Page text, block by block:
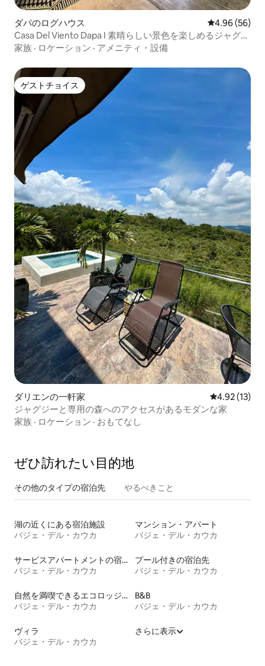
ダパのログハウス レビュー56
4.96 (56)
Casa Del Viento Dapa I 素晴らしい景色を楽しめるジャグジ
ー
家族 · ロケーション · アメニティ・設備
ゲストチョイス
ゲストチョイス
ダリエンの一軒家 レビュー13
4.92 (13)
ジャグジーと専用の森へのアクセスがあるモダンな家
家族 · ロケーション · おもてなし
ぜひ訪⁠れ⁠た⁠い目⁠的⁠地
その他のタ⁠イ⁠プ⁠の宿⁠泊⁠先 やるべきこと
湖の近くにある宿泊施設
バジェ・デル・カウカ
マンション・アパート
バジェ・デル・カウカ
サービスアパートメントの宿泊施設
バジェ・デル・カウカ
プール付きの宿泊先
バジェ・デル・カウカ
自然を満喫できるエコロッジの宿泊施設
バジェ・デル・カウカ
B&B
バジェ・デル・カウカ
ヴィラ
バジェ・デル・カウカ
さらに表示